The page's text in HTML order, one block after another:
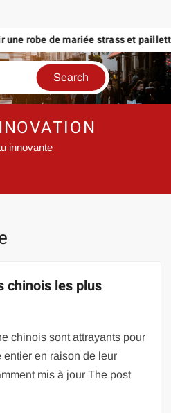
robe de mariée strass et paillette
innovante
chinois les plus
chinois sont attrayants pour
entier en raison de leur
mis à jour The post